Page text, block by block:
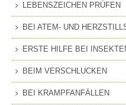
LEBENSZEICHEN PRÜFEN
BEI ATEM- UND
ERSTE HILFE BEI
BEIM VERSCHLUCKEN
BEI KRAMPFANFÄLLEN